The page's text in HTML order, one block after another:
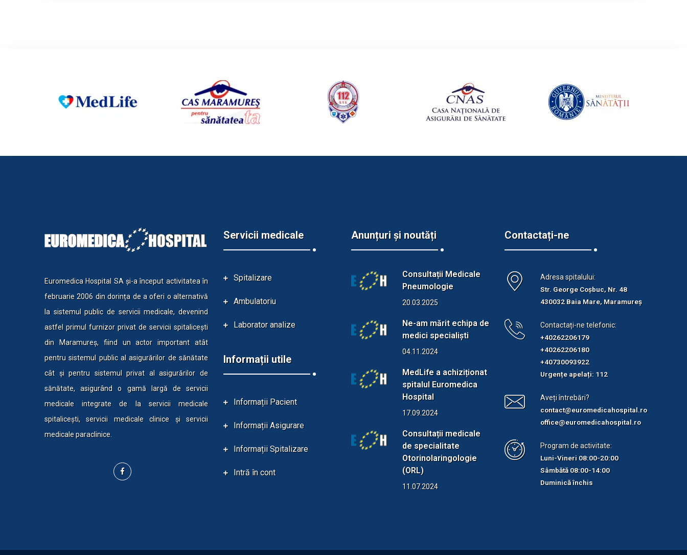
Euromedica Hospital SA și-a început activitatea în
februarie 2006 din dorința de a oferi o alternativă
la sistemul public de servicii medicale, devenind
astfel primul furnizor privat de servicii spitalicești
din Maramureș, fiind un actor important atât
pentru sistemul public al asigurărilor de sănătate
cât și pentru sistemul privat al asigurărilor de
sănătate, asigurând o gamă largă de servicii
medicale integrate de la servicii medicale
spitalicești, servicii medicale clinice și servicii
medicale paraclinice.
Servicii medicale
Spitalizare
Ambulatoriu
Laborator analize
Informații utile
Informații Pacient
Informații Asigurare
Informații Spitalizare
Intră în cont
Anunțuri și noutăți
Consultații Medicale
Pneumologie
20.03.2025
Ne-am mărit echipa de
medici specialiști
04.11.2024
MedLife a achiziționat
spitalul Euromedica
Hospital
17.09.2024
Consultații medicale
de specialitate
Otorinolaringologie
(ORL)
11.07.2024
Contactați-ne
Adresa spitalului:
Str. George Coșbuc, Nr. 48
430032 Baia Mare, Maramureș
Contactați-ne telefonic:
+40262206179
+40262206180
+40730093922
Urgențe apelați: 112
Aveți întrebări?
contact@euromedicahospital.ro
office@euromedicahospital.ro
Program de activitate:
Luni-Vineri 08:00-20:00
Sâmbătă 08:00-14:00
Duminică închis